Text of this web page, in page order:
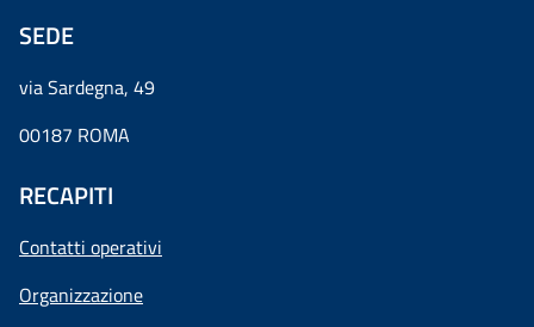
SEDE
via Sardegna, 49
00187 ROMA
RECAPITI
Contatti operativi
Organizzazione